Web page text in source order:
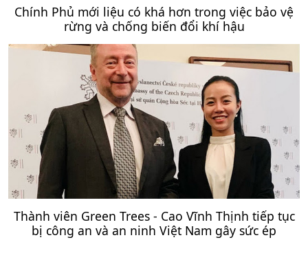
Chính Phủ mới liệu có khá hơn trong việc bảo vệ
rừng và chống biến đổi khí hậu
Thành viên Green Trees - Cao Vĩnh Thịnh tiếp tục
bị công an và an ninh Việt Nam gây sức ép